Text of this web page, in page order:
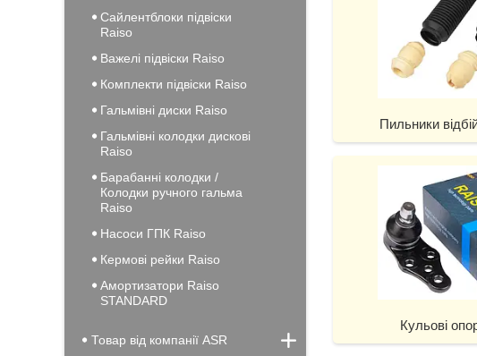
Пильники
Кульові
Сайлентблоки підвіски
Raiso
Важелі підвіски Raiso
Комплекти підвіски Raiso
Гальмівні диски Raiso
Гальмівні колодки дискові
Raiso
Барабанні колодки /
Колодки ручного гальма
Raiso
Насоси ГПК Raiso
Кермові рейки Raiso
Амортизатори Raiso
STANDARD
Товар від компанії ASR